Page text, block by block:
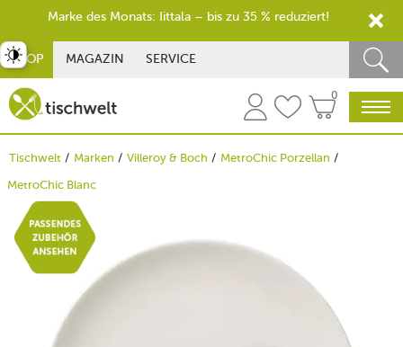
SHOP MAGAZIN SERVICE
0
Tischwelt Marken Villeroy & Boch
MetroChic Porzellan
MetroChic Blanc
umschalten
Marke des Monats: Iittala – bis zu 35 % reduziert!